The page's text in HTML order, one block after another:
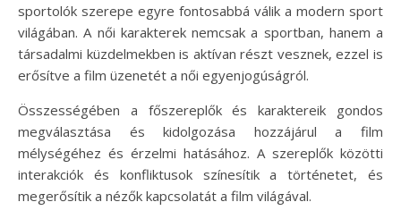
sportolók szerepe egyre fontosabbá válik a modern sport
világában. A női karakterek nemcsak a sportban, hanem a
társadalmi küzdelmekben is aktívan részt vesznek, ezzel is
erősítve a film üzenetét a női egyenjogúságról.
Összességében a főszereplők és karaktereik gondos
megválasztása és kidolgozása hozzájárul a film
mélységéhez és érzelmi hatásához. A szereplők közötti
interakciók és konfliktusok színesítik a történetet, és
megerősítik a nézők kapcsolatát a film világával.